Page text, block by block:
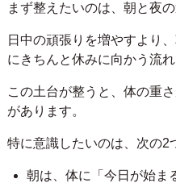
まず整えたいのは、朝と夜の
日中の頑張りを増やすより
にきちんと休みに向かう流れ
この土台が整うと、体の重
があります。
特に意識したいのは、次の2
朝は、体に「今日が始ま